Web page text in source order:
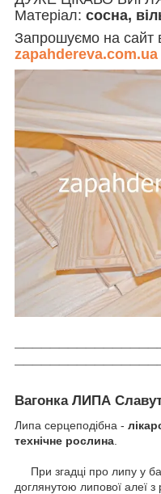
Матеріал: сосна,
Запрошуємо на сайт
zapahdereva.com.ua
Вагонка ЛИПА
Липа серцеподібна -
технічне рослина
При згадці про липу у
доглянутою липової алеї